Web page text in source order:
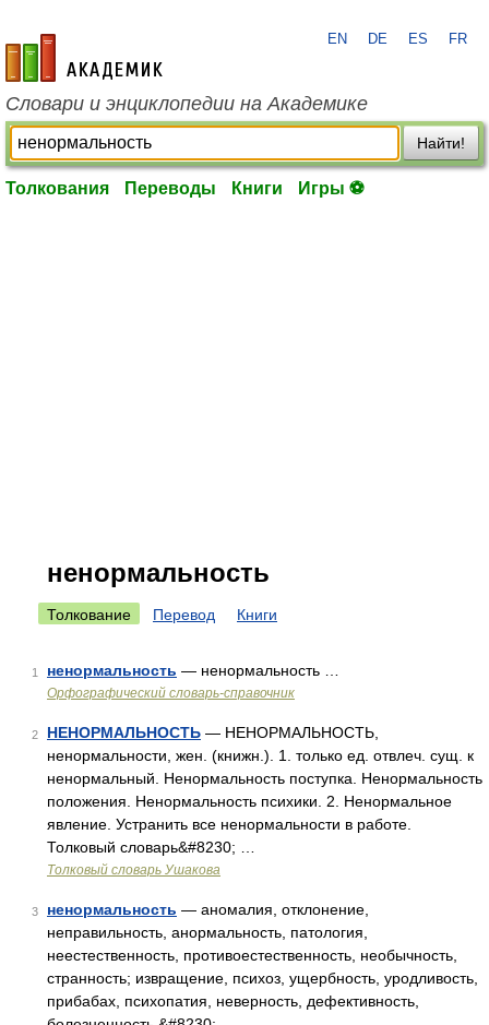
academic.ru
EN DE ES FR
Словари и энциклопедии на Академике
Найти!
Толкования Переводы Книги Игры ⚽
ненормальность
Толкование Перевод Книги
1 ненормальность — ненормальность …
Орфографический словарь-справочник
2 НЕНОРМАЛЬНОСТЬ — НЕНОРМАЛЬНОСТЬ,
ненормальности, жен. (книжн.). 1. только ед. отвлеч. сущ. к
ненормальный. Ненормальность поступка. Ненормальность
положения. Ненормальность психики. 2. Ненормальное
явление. Устранить все ненормальности в работе.
Толковый словарь&#8230; …
Толковый словарь Ушакова
3 ненормальность — аномалия, отклонение,
неправильность, анормальность, патология,
неестественность, противоестественность, необычность,
странность; извращение, психоз, ущербность, уродливость,
прибабах, психопатия, неверность, дефективность,